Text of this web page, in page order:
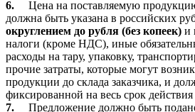
6.
Цена на поставляемую
должна быть указана в российских
округлением до рубля (без копеек) и
налоги (кроме НДС), иные
расходы на тару, упаковку,
прочие затраты, которые могут
продукции до склада заказчика, и
фиксированной на весь срок
7.
Предложение должно быть